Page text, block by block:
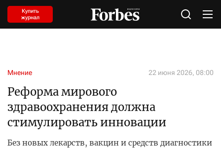
Купить
журнал
Мнение 22 июня 2026, 08:00
Реформа мирового
здравоохранения должна
стимулировать инновации
Без новых лекарств, вакцин и средств диагностики